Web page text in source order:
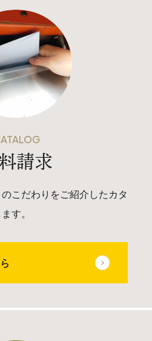
請求
こだわりをご紹介したカタ
す。